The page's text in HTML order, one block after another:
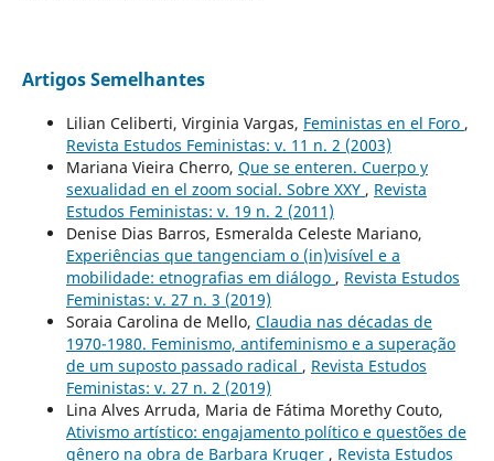
Artigos Semelhantes
Lilian Celiberti, Virginia Vargas, Feministas en el Foro ,
Revista Estudos Feministas: v. 11 n. 2 (2003)
Mariana Vieira Cherro, Que se enteren. Cuerpo y
sexualidad en el zoom social. Sobre XXY , Revista
Estudos Feministas: v. 19 n. 2 (2011)
Denise Dias Barros, Esmeralda Celeste Mariano,
Experiências que tangenciam o (in)visível e a
mobilidade: etnografias em diálogo , Revista Estudos
Feministas: v. 27 n. 3 (2019)
Soraia Carolina de Mello, Claudia nas décadas de
1970-1980. Feminismo, antifeminismo e a superação
de um suposto passado radical , Revista Estudos
Feministas: v. 27 n. 2 (2019)
Lina Alves Arruda, Maria de Fátima Morethy Couto,
Ativismo artístico: engajamento político e questões de
gênero na obra de Barbara Kruger , Revista Estudos